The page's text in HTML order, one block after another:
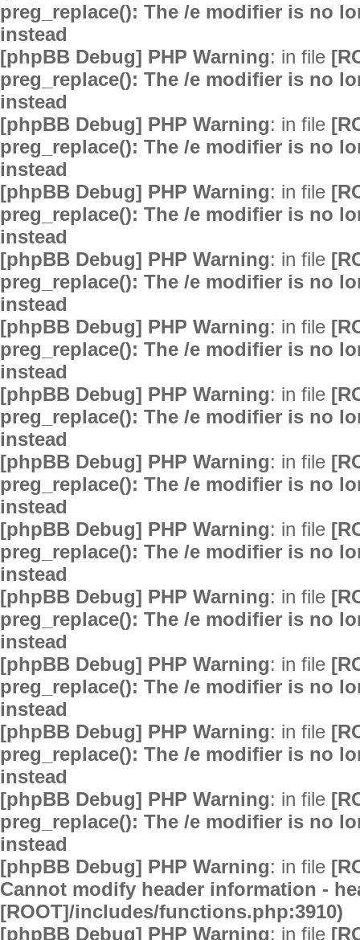
preg_replace(): The /e modifier is no
instead
[phpBB Debug] PHP Warning: in file
preg_replace(): The /e modifier is no
instead
[phpBB Debug] PHP Warning: in file
preg_replace(): The /e modifier is no
instead
[phpBB Debug] PHP Warning: in file
preg_replace(): The /e modifier is no
instead
[phpBB Debug] PHP Warning: in file
preg_replace(): The /e modifier is no
instead
[phpBB Debug] PHP Warning: in file
preg_replace(): The /e modifier is no
instead
[phpBB Debug] PHP Warning: in file
preg_replace(): The /e modifier is no
instead
[phpBB Debug] PHP Warning: in file
preg_replace(): The /e modifier is no
instead
[phpBB Debug] PHP Warning: in file
preg_replace(): The /e modifier is no
instead
[phpBB Debug] PHP Warning: in file
preg_replace(): The /e modifier is no
instead
[phpBB Debug] PHP Warning: in file
preg_replace(): The /e modifier is no
instead
[phpBB Debug] PHP Warning: in file
preg_replace(): The /e modifier is no
instead
[phpBB Debug] PHP Warning: in file
preg_replace(): The /e modifier is no
instead
[phpBB Debug] PHP Warning: in file
Cannot modify header information -
[ROOT]/includes/functions.php:3910)
[phpBB Debug] PHP Warning: in file